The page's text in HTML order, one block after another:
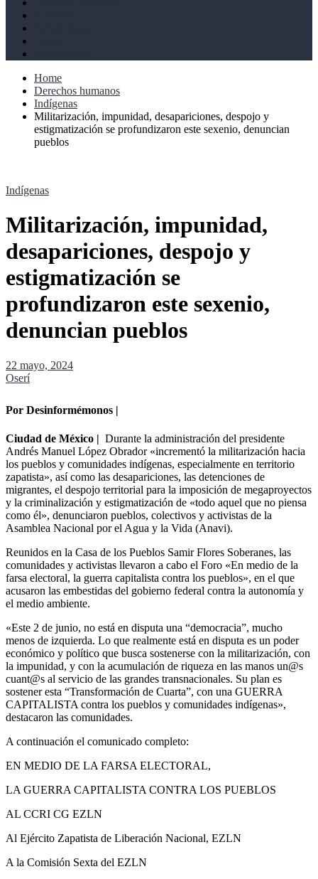
Home
Derechos humanos
Indígenas
Militarización, impunidad, desapariciones, despojo y
estigmatización se profundizaron este sexenio, denuncian
pueblos
Indígenas
Militarización, impunidad,
desapariciones, despojo y
estigmatización se
profundizaron este sexenio,
denuncian pueblos
22 mayo, 2024
Oserí
Por Desinformémonos |
Ciudad de México | Durante la administración del presidente
Andrés Manuel López Obrador «incrementó la militarización hacia
los pueblos y comunidades indígenas, especialmente en territorio
zapatista», así como las desapariciones, las detenciones de
migrantes, el despojo territorial para la imposición de megaproyectos
y la criminalización y estigmatización de «todo aquel que no piensa
como él», denunciaron pueblos, colectivos y activistas de la
Asamblea Nacional por el Agua y la Vida (Anavi).
Reunidos en la Casa de los Pueblos Samir Flores Soberanes, las
comunidades y activistas llevaron a cabo el Foro «En medio de la
farsa electoral, la guerra capitalista contra los pueblos», en el que
acusaron las embestidas del gobierno federal contra la autonomía y
el medio ambiente.
«Este 2 de junio, no está en disputa una “democracia”, mucho
menos de izquierda. Lo que realmente está en disputa es un poder
económico y político que busca sostenerse con la militarización, con
la impunidad, y con la acumulación de riqueza en las manos un@s
cuant@s al servicio de las grandes transnacionales. Su plan es
sostener esta “Transformación de Cuarta”, con una GUERRA
CAPITALISTA contra los pueblos y comunidades indígenas»,
destacaron las comunidades.
A continuación el comunicado completo:
EN MEDIO DE LA FARSA ELECTORAL,
LA GUERRA CAPITALISTA CONTRA LOS PUEBLOS
AL CCRI CG EZLN
Al Ejército Zapatista de Liberación Nacional, EZLN
A la Comisión Sexta del EZLN